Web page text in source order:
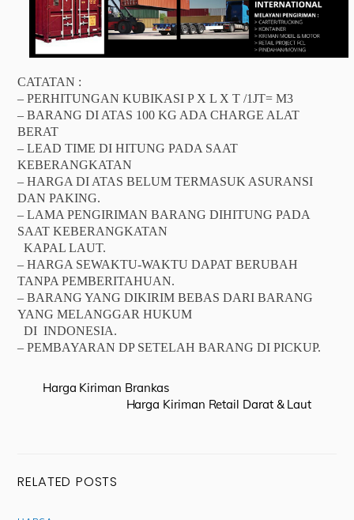
CATATAN :
– PERHITUNGAN KUBIKASI P X L X T /1JT= M3
– BARANG DI ATAS 100 KG ADA CHARGE ALAT
BERAT
– LEAD TIME DI HITUNG PADA SAAT
KEBERANGKATAN
– HARGA DI ATAS BELUM TERMASUK ASURANSI
DAN PAKING.
– LAMA PENGIRIMAN BARANG DIHITUNG PADA
SAAT KEBERANGKATAN
KAPAL LAUT.
– HARGA SEWAKTU-WAKTU DAPAT BERUBAH
TANPA PEMBERITAHUAN.
– BARANG YANG DIKIRIM BEBAS DARI BARANG
YANG MELANGGAR HUKUM
DI INDONESIA.
– PEMBAYARAN DP SETELAH BARANG DI PICKUP.
Harga Kiriman Brankas
Harga Kiriman Retail Darat & Laut
RELATED POSTS